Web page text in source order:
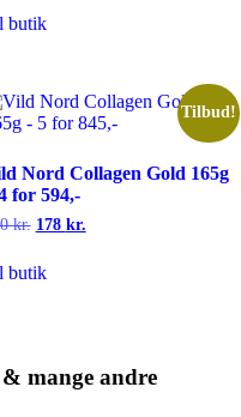
butik
Tilbud!
Nord Collagen Gold 165g
for 594,-
kr. Den
pris
var:
178 kr.
butik
mange andre